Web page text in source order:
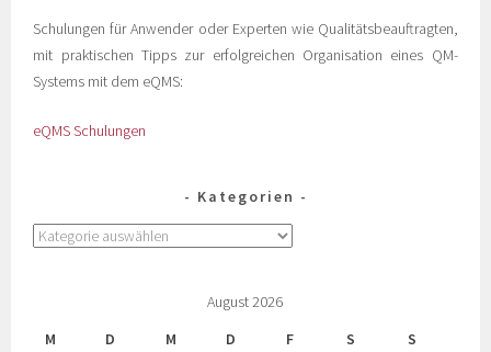
Schulungen für Anwender oder Experten wie Qualitätsbeauftragten,
mit praktischen Tipps zur erfolgreichen Organisation eines QM-
Systems mit dem eQMS:
eQMS Schulungen
Kategorien
August 2026
M
D M D F S S